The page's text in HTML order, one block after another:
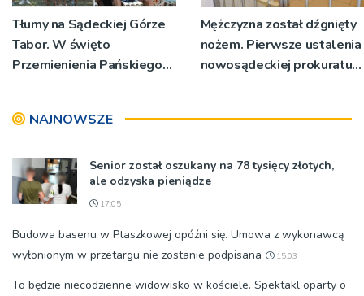
Tłumy na Sądeckiej Górze
Tabor. W święto
Przemienienia Pańskiego
[ZDJĘCIA]
Mężczyzna został dźgnięty
nożem. Pierwsze ustalenia
nowosądeckiej prokuratury
NAJNOWSZE
Senior został oszukany na 78 tysięcy złotych,
ale odzyska pieniądze
17:05
Budowa basenu w Ptaszkowej opóźni się. Umowa z wykonawcą
wyłonionym w przetargu nie zostanie podpisana
15:03
To będzie niecodzienne widowisko w kościele. Spektakl oparty o